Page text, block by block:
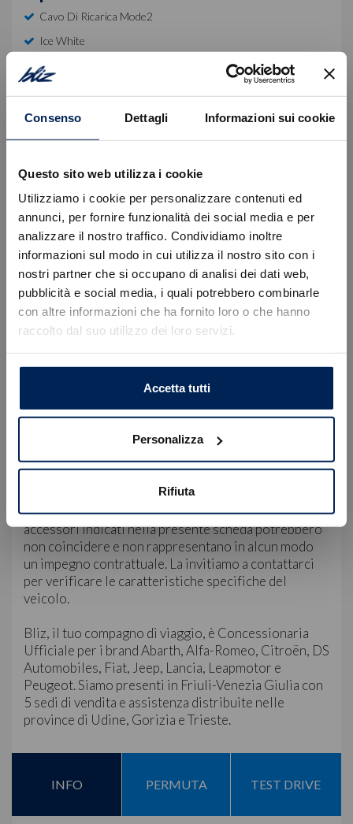
Consenso Dettagli Informazioni sui cookie
Questo sito web utilizza i cookie
Utilizziamo i cookie per personalizzare contenuti ed
annunci, per fornire funzionalità dei social media e per
analizzare il nostro traffico. Condividiamo inoltre
informazioni sul modo in cui utilizza il nostro sito con i
nostri partner che si occupano di analisi dei dati web,
pubblicità e social media, i quali potrebbero combinarle
con altre informazioni che ha fornito loro o che hanno
raccolto dal suo utilizzo dei loro servizi.
Accetta tutti
Personalizza
Rifiuta
Cavo Di Ricarica Mode2
Ice White
Pack Comfort
Equipaggiamento di serie
Descrizione
Autovettura immatricolata in pronta consegna.
Offerta valida con finanziamento Stellantis Financial
Services, Offerta esclusa del Passaggio di proprietà
ed ulteriori spese.
Per informazioni e preventivi personalizzati La
invitiamo a prendere appuntamento con un nostro
consulente dedicato:
• Sede di Trieste, Via Flavia 120 | +39 040 985820
• Sede di Gorizia, Via Terza Armata 180/129 | +39
0481 20988
WhatsApp: +39 349 180 5149
Nota Bene: le immagini, la dotazione tecnica e gli
accessori indicati nella presente scheda potrebbero
non coincidere e non rappresentano in alcun modo
un impegno contrattuale. La invitiamo a contattarci
per verificare le caratteristiche specifiche del
veicolo.
Bliz, il tuo compagno di viaggio, è Concessionaria
Ufficiale per i brand Abarth, Alfa-Romeo, Citroën, DS
Automobiles, Fiat, Jeep, Lancia, Leapmotor e
Peugeot. Siamo presenti in Friuli-Venezia Giulia con
5 sedi di vendita e assistenza distribuite nelle
province di Udine, Gorizia e Trieste.
INFO PERMUTA TEST DRIVE
Errore
Caricamento veicoli non riuscito